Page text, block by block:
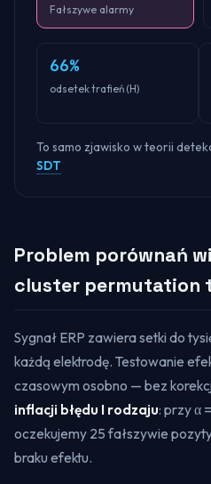
Fałszywe alarmy
66%
odsetek trafień (H)
To samo zjawisko w teorii
SDT
Problem porównań
cluster permutation
Sygnał ERP zawiera setki do
każdą elektrodę. Testowanie
czasowym osobno — bez
inflacji błędu I rodzaju: przy α
oczekujemy 25 fałszywie
braku efektu.